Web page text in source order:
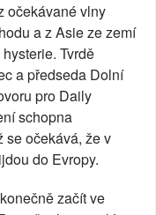
očekávané vlny
a z Asie ze zemí
Tvrdě
a předseda Dolní
pro Daily
schopna
se očekává, že v
do Evropy.
začít ve